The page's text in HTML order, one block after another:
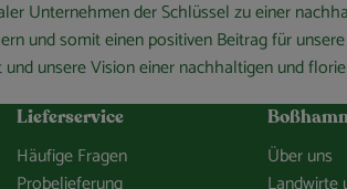
Unternehmen der Schlüssel zu einer
und somit einen positiven Beitrag für
unsere Vision einer nachhaltigen und
Lieferservice
Häufige Fragen
Über uns